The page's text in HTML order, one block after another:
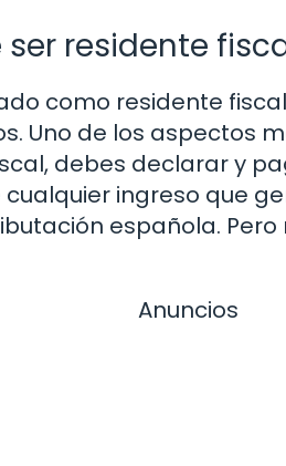
residente
como residente
Uno de los aspectos
debes declarar y
ingreso que
española. Pero
Anuncios